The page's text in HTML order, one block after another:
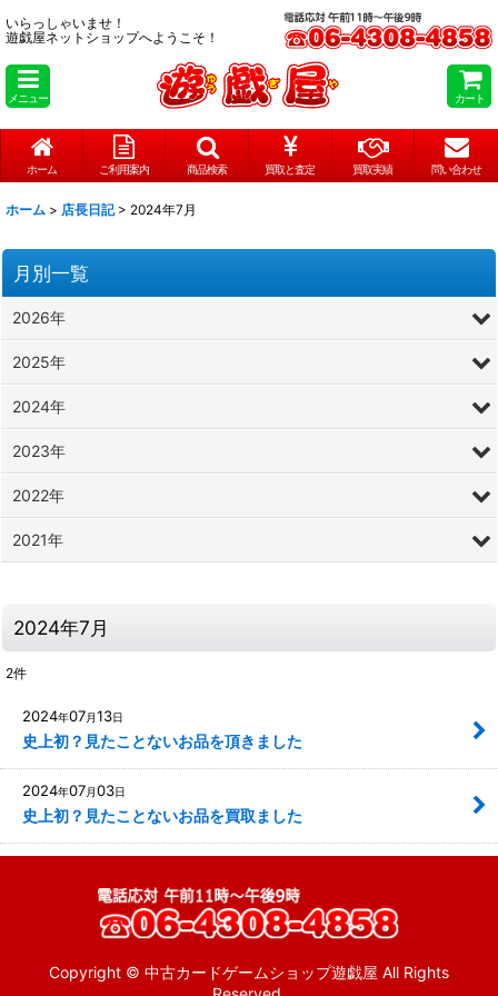
いらっしゃいませ！
遊戯屋ネットショップへようこそ！
メニュー カート
ホーム ご利用案内 商品検索 買取と査定 買取実績 問い合わせ
ホーム > 店長日記 > 2024年7月
2024年7月
2件
2024年07月13日
史上初？見たことないお品を頂きました
2024年07月03日
史上初？見たことないお品を買取ました
月別一覧
2026年
2025年
2024年
2023年
2022年
2021年
Copyright © 中古カードゲームショップ遊戯屋 All Rights